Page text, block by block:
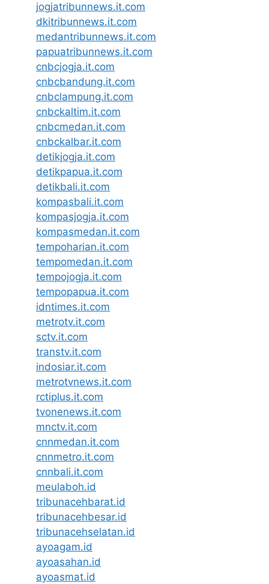
jogjatribunnews.it.com
dkitribunnews.it.com
medantribunnews.it.com
papuatribunnews.it.com
cnbcjogja.it.com
cnbcbandung.it.com
cnbclampung.it.com
cnbckaltim.it.com
cnbcmedan.it.com
cnbckalbar.it.com
detikjogja.it.com
detikpapua.it.com
detikbali.it.com
kompasbali.it.com
kompasjogja.it.com
kompasmedan.it.com
tempoharian.it.com
tempomedan.it.com
tempojogja.it.com
tempopapua.it.com
idntimes.it.com
metrotv.it.com
sctv.it.com
transtv.it.com
indosiar.it.com
metrotvnews.it.com
rctiplus.it.com
tvonenews.it.com
mnctv.it.com
cnnmedan.it.com
cnnmetro.it.com
cnnbali.it.com
meulaboh.id
tribunacehbarat.id
tribunacehbesar.id
tribunacehselatan.id
ayoagam.id
ayoasahan.id
ayoasmat.id